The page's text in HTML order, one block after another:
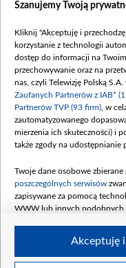
Szanujemy Twoją
Kliknij "Akceptuję i
korzystanie z technologii
dostęp do informacji na
przechowywanie oraz na
nas, czyli Telewizję Polską
Zaufanych Partnerów z IAB*
Partnerów TVP (93 firm) , w
zautomatyzowanego
mierzenia ich skuteczności) i
także zgody na udostępnianie
Twoje dane osobowe zbierane
poszczególnych serwisów
zapisywane za pomocą
WWW lub innych podobnych
Akceptuję